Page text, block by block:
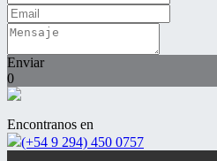
Enviar
0
Encontranos en
(+54 9 294) 450 0757